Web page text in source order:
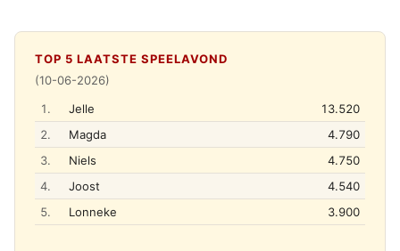
TOP 5 LAATSTE SPEELAVOND
(10-06-2026)
1.
Jelle
13.520
2.
Magda
4.790
3.
Niels
4.750
4.
Joost
4.540
5.
Lonneke 3.900